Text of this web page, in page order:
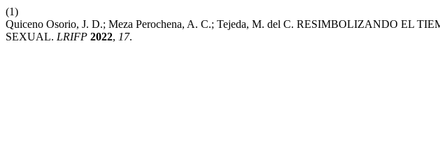
(1)
Quiceno Osorio, J. D.; Meza Perochena, A. C.; Tejeda, M. del C. RESIMBOLIZANDO EL
SEXUAL. LRIFP 2022, 17.